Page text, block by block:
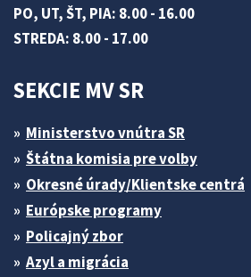
PO, UT, ŠT, PIA: 8.00 - 16.00
STREDA: 8.00 - 17.00
SEKCIE MV SR
Ministerstvo vnútra SR
Štátna komisia pre volby
Okresné úrady/Klientske centrá
Európske programy
Policajný zbor
Azyl a migrácia